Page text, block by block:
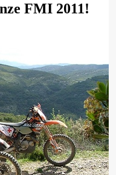
FMI 2011!